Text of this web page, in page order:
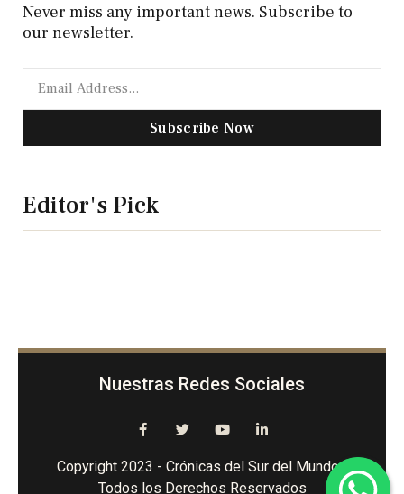
Never miss any important news. Subscribe to
our newsletter.
Subscribe Now
Editor's Pick
Nuestras Redes Sociales
Copyright 2023 - Crónicas del Sur del Mundo -
Todos los Derechos Reservados